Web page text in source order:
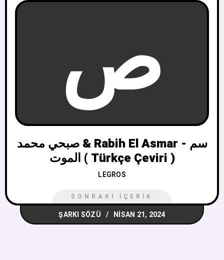
ص
صبحي محمد & Rabih El Asmar - سم
الموت ( Türkçe Çeviri )
LEGROS
SONRAKI İÇERIK
ŞARKI SÖZÜ NISAN 21, 2024